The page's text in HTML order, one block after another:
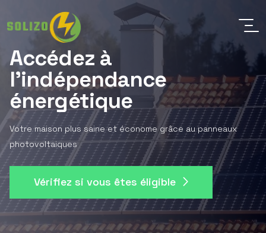
Accédez à
l'indépendance
énergétique
Votre maison plus saine et économe grâce au panneaux
photovoltaiques
Vérifiez si vous êtes éligible